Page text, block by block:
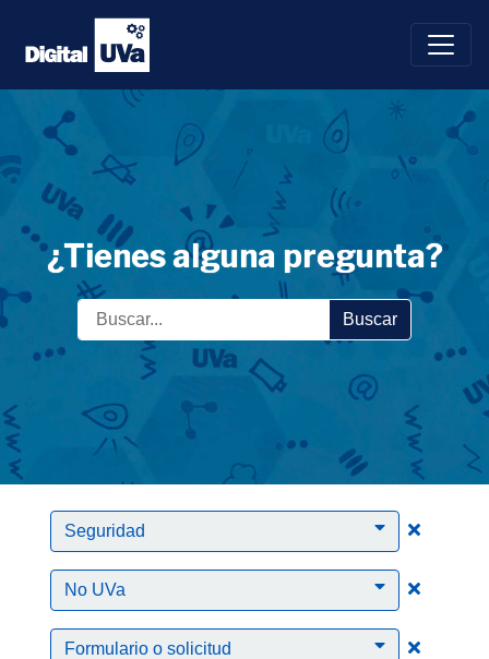
Saltar
contenido
¿Tienes alguna pregunta?
Buscar
Seguridad Clic
No UVa Clic
Formulario o solicitud Clic